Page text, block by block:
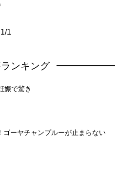
1/1
ンキング
娠で驚き
ゴーヤチャンプルーが止まらない